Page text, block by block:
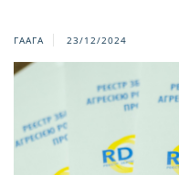
ГААГА 23/12/2024